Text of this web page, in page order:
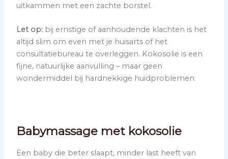
uitkammen met een zachte borstel.
Let op: bij ernstige of aanhoudende klachten is het
altijd slim om even met je huisarts of het
consultatiebureau te overleggen. Kokosolie is een
fijne, natuurlijke aanvulling – maar geen
wondermiddel bij hardnekkige huidproblemen.
Babymassage met kokosolie
Een baby die beter slaapt, minder last heeft van